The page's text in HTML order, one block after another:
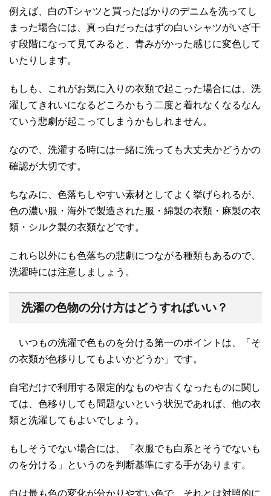
例えば、白のTシャツと買ったばかりのデニムを洗ってし
まった場合には、真っ白だったはずの白いシャツがいざ干
す段階になって見てみると、青みがかった感じに変色して
いたりします。
もしも、これがお気に入りの衣類で起こった場合には、洗
濯してきれいになるどころかもう二度と着れなくなるなん
ていう悲劇が起こってしまうかもしれません。
なので、洗濯する時には一緒に洗っても大丈夫かどうかの
確認が大切です。
ちなみに、色落ちしやすい素材としてよく挙げられるが、
色の濃い服・海外で製造された服・綿製の衣類・麻製の衣
類・シルク製の衣類などです。
これら以外にも色落ちの悲劇につながる種類もあるので、
洗濯時には注意しましょう。
洗濯の色物の分け方はどうすればいい？
いつもの洗濯で色ものを分ける第一のポイントは、「そ
の衣類が色移りしてもよいかどうか」です。
自宅だけで利用する限定的なものや古くなったものに関し
ては、色移りしても問題ないという状況であれば、他の衣
類と洗濯してもよいでしょう。
もしそうでない場合には、「衣服でも白系とそうでないも
のを分ける」というのを判断基準にする手があります。
白は最も色の変化が分かりやすい色で、それとは対照的に